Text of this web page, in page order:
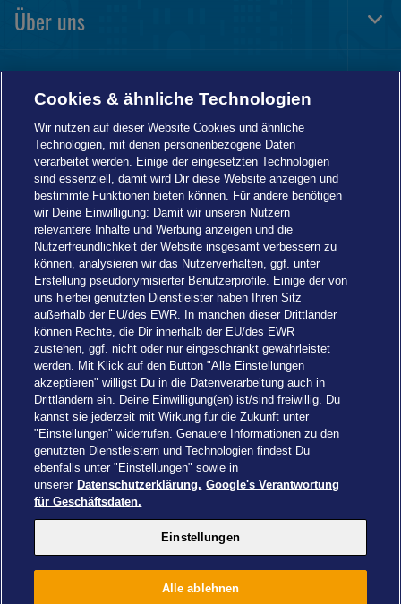
Über uns
Informationen
Drachenzähmen - Die Insel © 2026 DreamWorks Animation LLC
Einstellungen
Cookies & ähnliche Technologien
Wir nutzen auf dieser Website Cookies und ähnliche
Technologien, mit denen personenbezogene Daten
verarbeitet werden. Einige der eingesetzten Technologien
sind essenziell, damit wird Dir diese Website anzeigen und
bestimmte Funktionen bieten können. Für andere benötigen
wir Deine Einwilligung: Damit wir unseren Nutzern
relevantere Inhalte und Werbung anzeigen und die
Nutzerfreundlichkeit der Website insgesamt verbessern zu
können, analysieren wir das Nutzerverhalten, ggf. unter
Erstellung pseudonymisierter Benutzerprofile. Einige der von
uns hierbei genutzten Dienstleister haben Ihren Sitz
außerhalb der EU/des EWR. In manchen dieser Drittländer
können Rechte, die Dir innerhalb der EU/des EWR
zustehen, ggf. nicht oder nur eingeschränkt gewährleistet
werden. Mit Klick auf den Button "Alle Einstellungen
akzeptieren" willigst Du in die Datenverarbeitung auch in
Drittländern ein. Deine Einwilligung(en) ist/sind freiwillig. Du
kannst sie jederzeit mit Wirkung für die Zukunft unter
"Einstellungen" widerrufen. Genauere Informationen zu den
genutzten Dienstleistern und Technologien findest Du
ebenfalls unter "Einstellungen" sowie in
unserer Datenschutzerklärung. Google's Verantwortung
für Geschäftsdaten.
Einstellungen
Alle ablehnen